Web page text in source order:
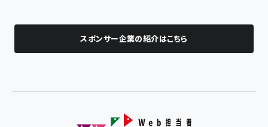
スポンサー企業の紹介はこちら